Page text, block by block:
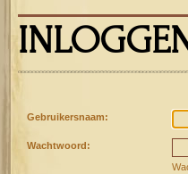
Gebruikersnaam:
Wachtwoord: